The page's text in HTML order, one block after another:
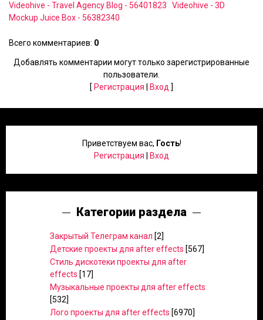
Videohive - Travel Agency Blog - 56401823
Videohive - 3D
Mockup Juice Box - 56382340
Всего комментариев: 0
Добавлять комментарии могут только зарегистрированные
пользователи.
[ Регистрация Вход ]
Приветствуем вас, Гость!
Регистрация
Вход
Категории раздела
Закрытый Телеграм канал [2]
Детские проекты для after effects [567]
Стиль дискотеки проекты для after
effects [17]
Музыкальные проекты для after effects
[532]
Лого проекты для after effects [6970]